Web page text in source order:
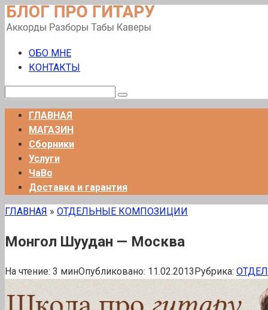
Перейти
к
ОБО МНЕ
КОНТАКТЫ
ГЛАВНАЯ
МАГАЗИН
Сборники
Услуги
ЧаВо
Доставка и гарантия
ГЛАВНАЯ » ОТДЕЛЬНЫЕ КОМПОЗИЦИИ
Монгол Шуудан — Москва
На чтение: 3 минОпубликовано: 11.02.2013Рубрика: